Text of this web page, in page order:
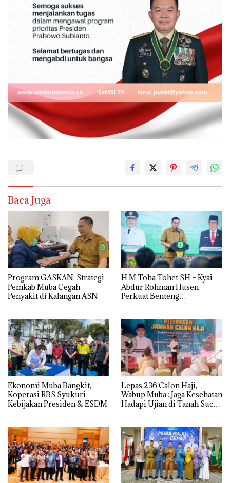
Baca Juga
Program GASKAN: Strategi
Pemkab Muba Cegah
Penyakit di Kalangan ASN
H M Toha Tohet SH – Kyai
Abdur Rohman Husen
Perkuat Benteng
Ekonomi Muba Bangkit,
Koperasi RBS Syukuri
Kebijakan Presiden & ESDM
Lepas 236 Calon Haji,
Wabup Muba : Jaga Kesehatan
Hadapi Ujian di Tanah Suci